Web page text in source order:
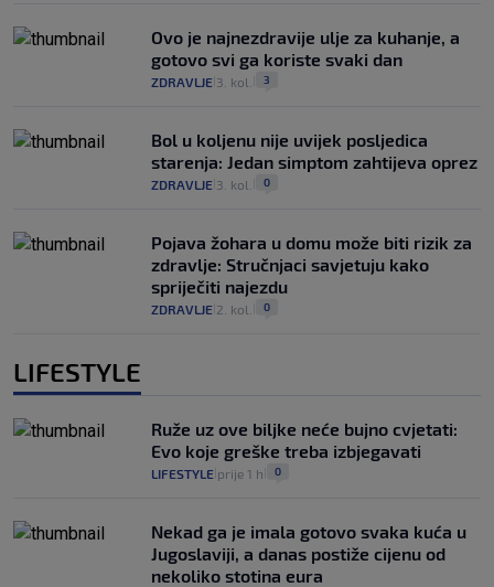
Ovo je najnezdravije ulje za kuhanje, a
gotovo svi ga koriste svaki dan
ZDRAVLJE 3. kol. 3
Bol u koljenu nije uvijek posljedica
starenja: Jedan simptom zahtijeva oprez
ZDRAVLJE 3. kol. 0
Pojava žohara u domu može biti rizik za
zdravlje: Stručnjaci savjetuju kako
spriječiti najezdu
ZDRAVLJE 2. kol. 0
LIFESTYLE
Ruže uz ove biljke neće bujno cvjetati:
Evo koje greške treba izbjegavati
LIFESTYLE prije 1 h 0
Nekad ga je imala gotovo svaka kuća u
Jugoslaviji, a danas postiže cijenu od
nekoliko stotina eura